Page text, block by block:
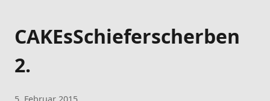
CAKEsSchieferscherben
2.
5. Februar 2015